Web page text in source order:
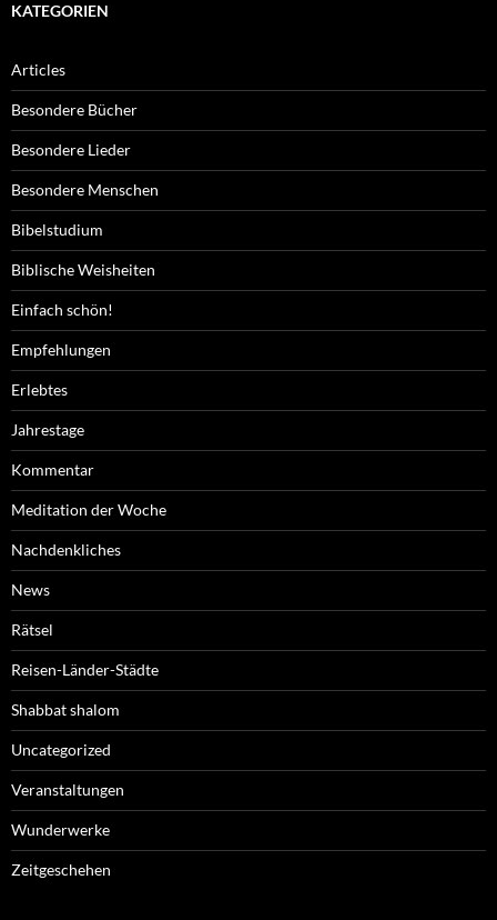
KATEGORIEN
Articles
Besondere Bücher
Besondere Lieder
Besondere Menschen
Bibelstudium
Biblische Weisheiten
Einfach schön!
Empfehlungen
Erlebtes
Jahrestage
Kommentar
Meditation der Woche
Nachdenkliches
News
Rätsel
Reisen-Länder-Städte
Shabbat shalom
Uncategorized
Veranstaltungen
Wunderwerke
Zeitgeschehen